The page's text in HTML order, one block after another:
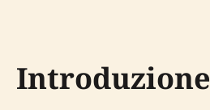
Introduzione